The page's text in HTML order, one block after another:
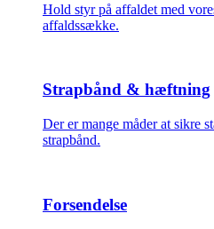
Hold styr på affaldet med
affaldssække.
Strapbånd & hæftning
Der er mange måder at sikre
strapbånd.
Forsendelse